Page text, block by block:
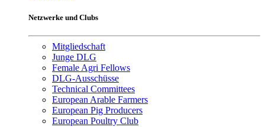
Netzwerke und Clubs
Mitgliedschaft
Junge DLG
Female Agri Fellows
DLG-Ausschüsse
Technical Committees
European Arable Farmers
European Pig Producers
European Poultry Club